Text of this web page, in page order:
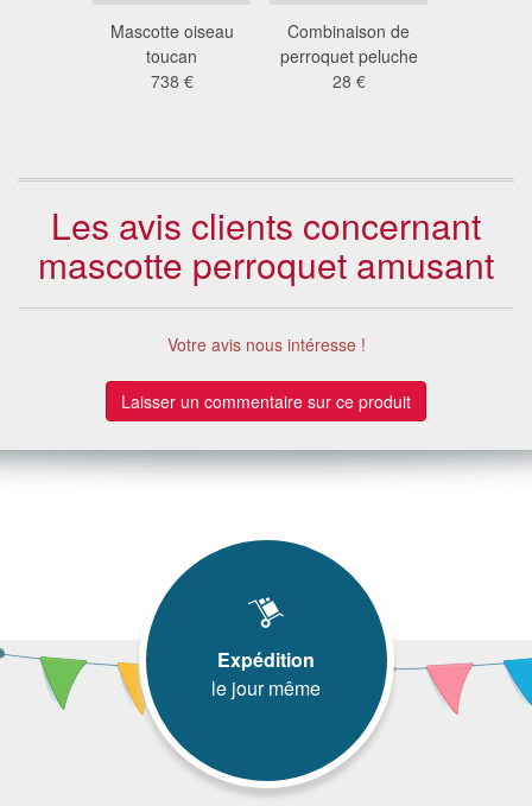
Mascotte oiseau
toucan
738 €
Combinaison de
perroquet peluche
28 €
Les avis clients concernant
mascotte perroquet amusant
Votre avis nous intéresse !
Laisser un commentaire sur ce produit
Expédition
le jour même